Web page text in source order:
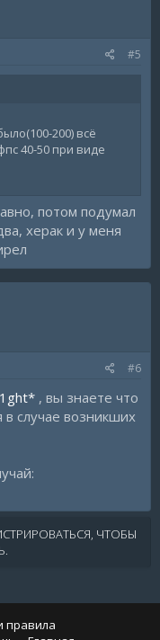
#5
200) всё
40-50 при виде
потом подумал
херак и у меня
#6
, вы знаете что
случае возникших
ЧТОБЫ
правила